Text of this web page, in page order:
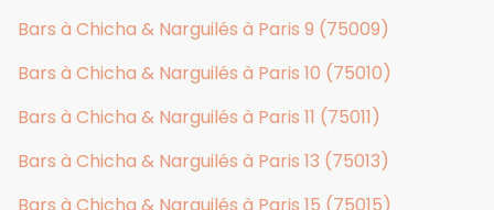
Bars à Chicha & Narguilés à Paris 9 (75009)
Bars à Chicha & Narguilés à Paris 10 (75010)
Bars à Chicha & Narguilés à Paris 11 (75011)
Bars à Chicha & Narguilés à Paris 13 (75013)